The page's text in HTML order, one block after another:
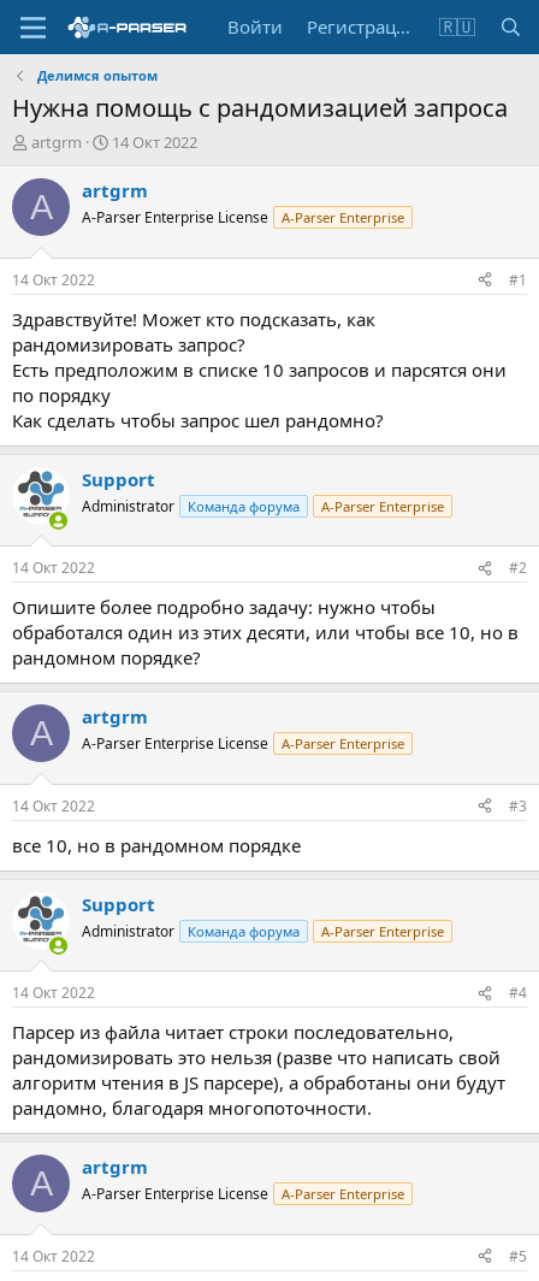
Войти Регистрация 🇷🇺
Делимся опытом
Нужна помощь с рандомизацией запроса
А
т
о
т
е
м
ы
artgrm
Д
т
а
н
а
л
14 Окт 2022
A artgrm
A-Parser Enterprise License A-Parser Enterprise
14 Окт 2022 #1
Здравствуйте! Может кто подсказать, как
рандомизировать запрос?
Есть предположим в списке 10 запросов и парсятся они
по порядку
Как сделать чтобы запрос шел рандомно?
Support
Administrator Команда форума A-Parser Enterprise
14 Окт 2022 #2
Опишите более подробно задачу: нужно чтобы
обработался один из этих десяти, или чтобы все 10, но в
рандомном порядке?
A artgrm
A-Parser Enterprise License A-Parser Enterprise
14 Окт 2022 #3
все 10, но в рандомном порядке
Support
Administrator Команда форума A-Parser Enterprise
14 Окт 2022 #4
Парсер из файла читает строки последовательно,
рандомизировать это нельзя (разве что написать свой
алгоритм чтения в JS парсере), а обработаны они будут
рандомно, благодаря многопоточности.
A artgrm
A-Parser Enterprise License A-Parser Enterprise
14 Окт 2022 #5